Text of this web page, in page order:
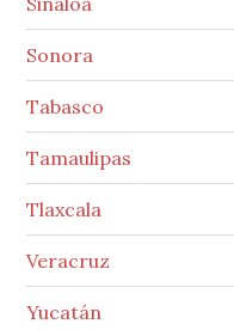
Sonora
Tabasco
Tamaulipas
Tlaxcala
Veracruz
Yucatán